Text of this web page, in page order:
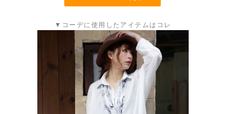
▼コーデに使用したアイテムはコレ